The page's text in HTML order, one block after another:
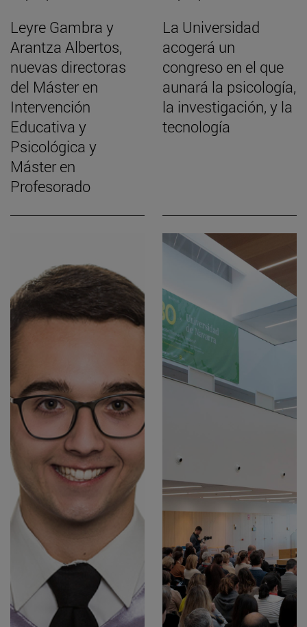
Leyre Gambra y
Arantza Albertos,
nuevas directoras
del Máster en
Intervención
Educativa y
Psicológica y
Máster en
Profesorado
La Universidad
acogerá un
congreso en el que
aunará la psicología,
la investigación, y la
tecnología